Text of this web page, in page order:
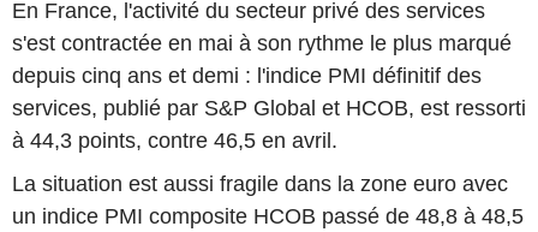
En France, l'activité du secteur privé des services
s'est contractée en mai à son rythme le plus marqué
depuis cinq ans et demi : l'indice PMI définitif des
services, publié par S&P Global et HCOB, est ressorti
à 44,3 points, contre 46,5 en avril.
La situation est aussi fragile dans la zone euro avec
un indice PMI composite HCOB passé de 48,8 à 48,5